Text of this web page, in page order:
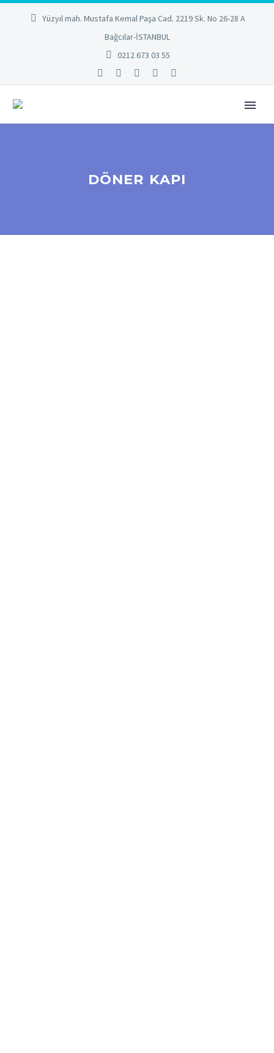
Yüzyıl mah. Mustafa Kemal Paşa Cad. 2219 Sk. No 26-28 A
Bağcılar-İSTANBUL
0212 673 03 55
DÖNER KAPI